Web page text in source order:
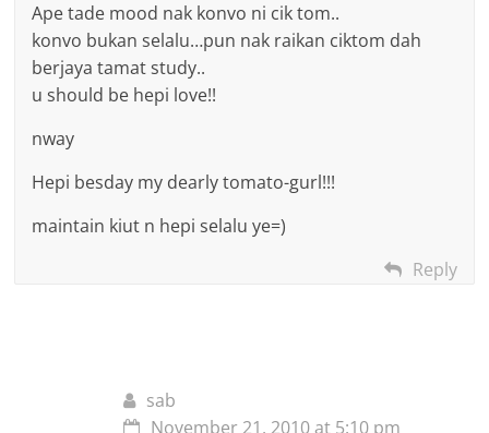
Ape tade mood nak konvo ni cik tom..
konvo bukan selalu…pun nak raikan ciktom dah
berjaya tamat study..
u should be hepi love!!
nway
Hepi besday my dearly tomato-gurl!!!
maintain kiut n hepi selalu ye=)
Reply
sab
November 21, 2010 at 5:10 pm